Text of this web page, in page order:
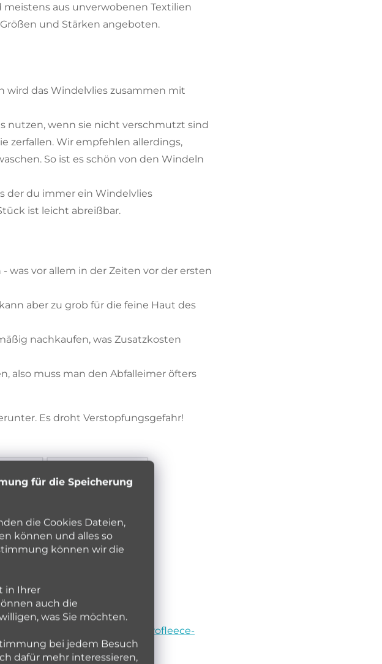
für die Speicherung
die Cookies Dateien,
können und alles so
können wir die
in Ihrer
auch die
was Sie möchten.
bei jedem Besuch
dafür mehr interessieren,
meistens aus unverwobenen Textilien
und Stärken angeboten.
wird das Windelvlies zusammen mit
nutzen, wenn sie nicht verschmutzt sind
zerfallen. Wir empfehlen allerdings,
So ist es schön von den Windeln
der du immer ein Windelvlies
ist leicht abreißbar.
was vor allem in der Zeiten vor der ersten
aber zu grob für die feine Haut des
nachkaufen, was Zusatzkosten
also muss man den Abfalleimer öfters
Es droht Verstopfungsgefahr!
kannst es mit Bamboolik
Microfleece-